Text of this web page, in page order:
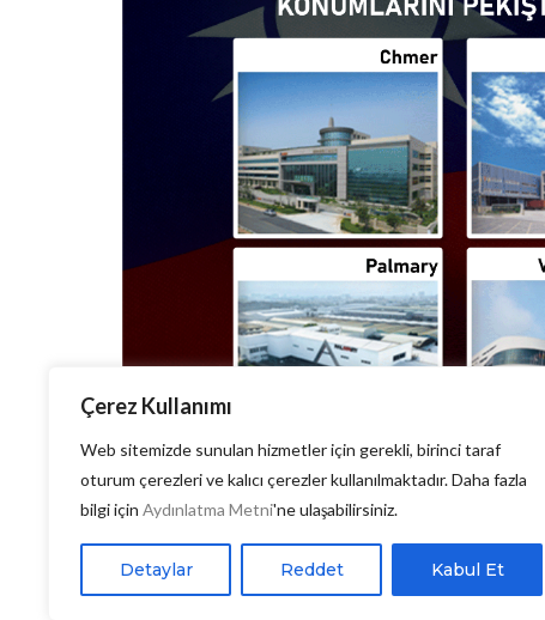
Çerez Kullanımı
Web sitemizde sunulan hizmetler için gerekli, birinci taraf
oturum çerezleri ve kalıcı çerezler kullanılmaktadır. Daha fazla
bilgi için Aydınlatma Metni'ne ulaşabilirsiniz.
Detaylar Reddet Kabul Et
Sektör Haberleri
Tayvanlı Üreticiler Türk Pazarındaki